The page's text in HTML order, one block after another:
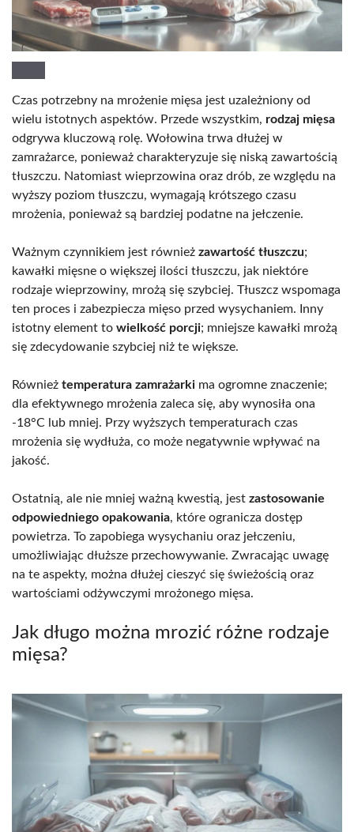
Czas potrzebny na mrożenie mięsa jest uzależniony od
wielu istotnych aspektów. Przede wszystkim, rodzaj mięsa
odgrywa kluczową rolę. Wołowina trwa dłużej w
zamrażarce, ponieważ charakteryzuje się niską zawartością
tłuszczu. Natomiast wieprzowina oraz drób, ze względu na
wyższy poziom tłuszczu, wymagają krótszego czasu
mrożenia, ponieważ są bardziej podatne na jełczenie.
Ważnym czynnikiem jest również zawartość tłuszczu;
kawałki mięsne o większej ilości tłuszczu, jak niektóre
rodzaje wieprzowiny, mrożą się szybciej. Tłuszcz wspomaga
ten proces i zabezpiecza mięso przed wysychaniem. Inny
istotny element to wielkość porcji; mniejsze kawałki mrożą
się zdecydowanie szybciej niż te większe.
Również temperatura zamrażarki ma ogromne znaczenie;
dla efektywnego mrożenia zaleca się, aby wynosiła ona
-18°C lub mniej. Przy wyższych temperaturach czas
mrożenia się wydłuża, co może negatywnie wpływać na
jakość.
Ostatnią, ale nie mniej ważną kwestią, jest zastosowanie
odpowiedniego opakowania, które ogranicza dostęp
powietrza. To zapobiega wysychaniu oraz jełczeniu,
umożliwiając dłuższe przechowywanie. Zwracając uwagę
na te aspekty, można dłużej cieszyć się świeżością oraz
wartościami odżywczymi mrożonego mięsa.
Jak długo można mrozić różne rodzaje
mięsa?